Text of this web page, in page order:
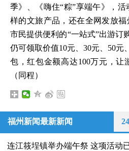
季》、《嗨住“粽”享端午》，
样的文旅产品，还在全网发放福
市民提供便利的“一站式”出游订
仍可领取价值10元、30元、50元
包，红包金额高达100万元，让
（同程）
福州新闻最新新闻
连江筱埕镇举办端午祭 这项活动